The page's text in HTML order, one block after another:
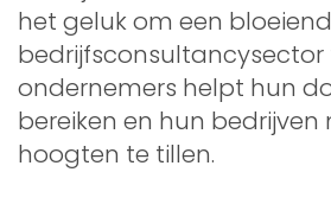
het geluk om een
ondernemers helpt hun
bereiken en hun bedrijven
hoogten te tillen.